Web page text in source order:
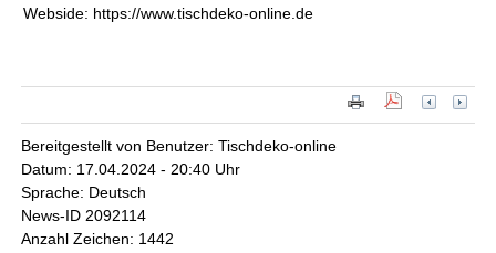
Webside: https://www.tischdeko-online.de
Bereitgestellt von Benutzer: Tischdeko-online
Datum: 17.04.2024 - 20:40 Uhr
Sprache: Deutsch
News-ID 2092114
Anzahl Zeichen: 1442